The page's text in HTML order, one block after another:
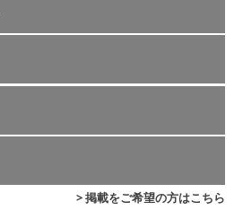
> 掲載をご希望の方はこちら